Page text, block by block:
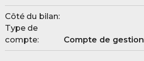
Côté du bilan:
Type de
compte:
Compte de gestion